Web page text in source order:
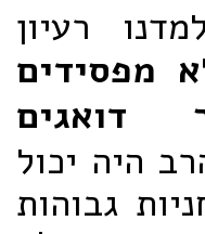
רעיון
מפסידים
דואגים
היה יכול
גבוהות